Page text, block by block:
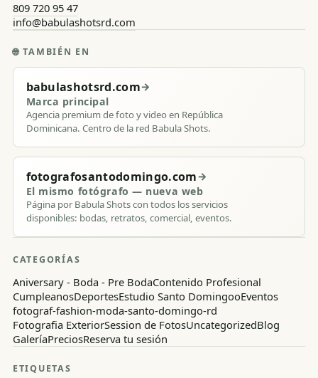
809 720 95 47
info@babulashotsrd.com
🌐 TAMBIÉN EN
babulashotsrd.com→
Marca principal
Agencia premium de foto y video en República
Dominicana. Centro de la red Babula Shots.
fotografosantodomingo.com→
El mismo fotógrafo — nueva web
Página por Babula Shots con todos los servicios
disponibles: bodas, retratos, comercial, eventos.
CATEGORÍAS
Aniversary - Boda - Pre BodaContenido Profesional
CumpleanosDeportesEstudio Santo DomingooEventos
fotograf-fashion-moda-santo-domingo-rd
Fotografia ExteriorSession de FotosUncategorizedBlog
GaleríaPreciosReserva tu sesión
ETIQUETAS